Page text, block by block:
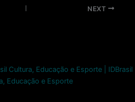
NEXT
Cultura, Educação e Esporte | IDBrasil
Educação e Esporte